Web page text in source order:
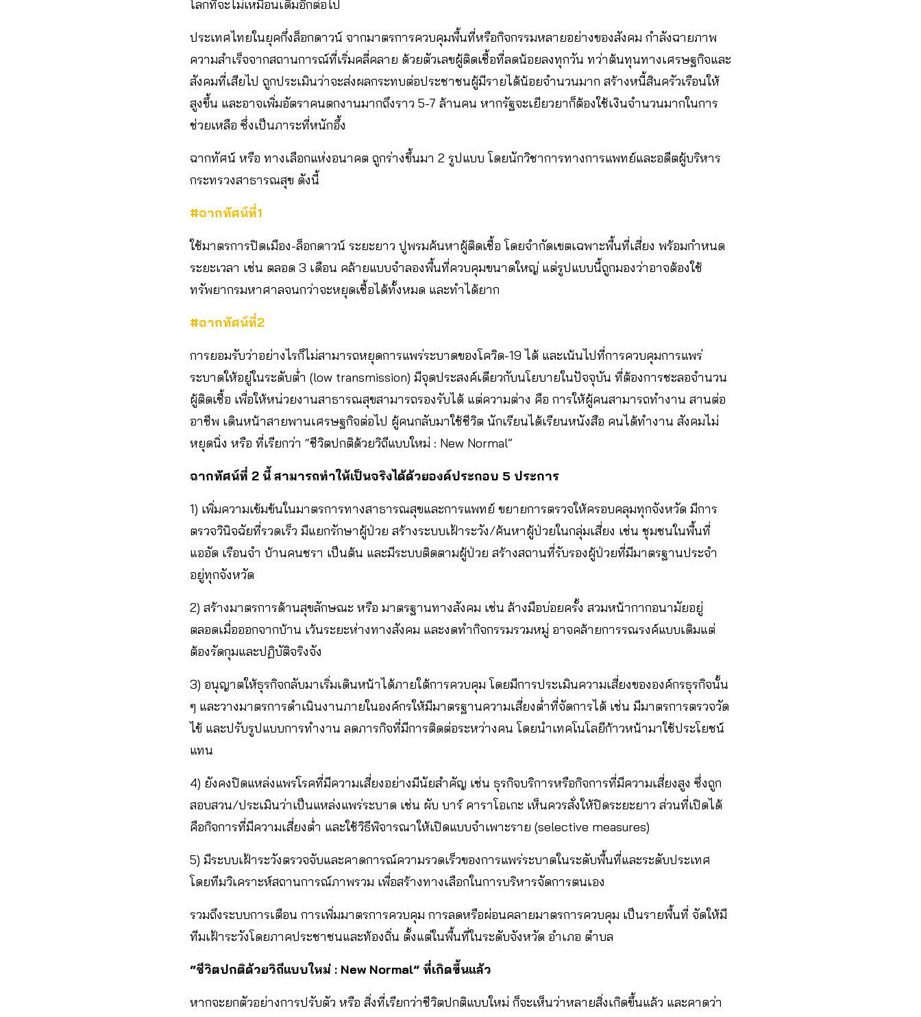
โลกที่จะไม่เหมือนเดิมอีกต่อไป
ประเทศไทยในยุคกึ่งล็อกดาวน์ จากมาตรการควบคุมพื้นที่หรือกิจกรรมหลายอย่างของสังคม กำลังฉายภาพ
ความสำเร็จจากสถานการณ์ที่เริ่มคลี่คลาย ด้วยตัวเลขผู้ติดเชื้อที่ลดน้อยลงทุกวัน ทว่าต้นทุนทางเศรษฐกิจและ
สังคมที่เสียไป ถูกประเมินว่าจะส่งผลกระทบต่อประชาชนผู้มีรายได้น้อยจำนวนมาก สร้างหนี้สินครัวเรือนให้
สูงขึ้น และอาจเพิ่มอัตราคนตกงานมากถึงราว 5-7 ล้านคน หากรัฐจะเยียวยาก็ต้องใช้เงินจำนวนมากในการ
ช่วยเหลือ ซึ่งเป็นภาระที่หนักอึ้ง
ฉากทัศน์ หรือ ทางเลือกแห่งอนาคต ถูกร่างขึ้นมา 2 รูปแบบ โดยนักวิชาการทางการแพทย์และอดีตผู้บริหาร
กระทรวงสาธารณสุข ดังนี้
#ฉากทัศน์ที่1
ใช้มาตรการปิดเมือง-ล็อกดาวน์ ระยะยาว ปูพรมค้นหาผู้ติดเชื้อ โดยจำกัดเขตเฉพาะพื้นที่เสี่ยง พร้อมกำหนด
ระยะเวลา เช่น ตลอด 3 เดือน คล้ายแบบจำลองพื้นที่ควบคุมขนาดใหญ่ แต่รูปแบบนี้ถูกมองว่าอาจต้องใช้
ทรัพยากรมหาศาลจนกว่าจะหยุดเชื้อได้ทั้งหมด และทำได้ยาก
#ฉากทัศน์ที่2
การยอมรับว่าอย่างไรก็ไม่สามารถหยุดการแพร่ระบาดของโควิด-19 ได้ และเน้นไปที่การควบคุมการแพร่
ระบาดให้อยู่ในระดับต่ำ (low transmission) มีจุดประสงค์เดียวกับนโยบายในปัจจุบัน ที่ต้องการชะลอจำนวน
ผู้ติดเชื้อ เพื่อให้หน่วยงานสาธารณสุขสามารถรองรับได้ แต่ความต่าง คือ การให้ผู้คนสามารถทำงาน สานต่อ
อาชีพ เดินหน้าสายพานเศรษฐกิจต่อไป ผู้คนกลับมาใช้ชีวิต นักเรียนได้เรียนหนังสือ คนได้ทำงาน สังคมไม่
หยุดนิ่ง หรือ ที่เรียกว่า “ชีวิตปกติด้วยวิถีแบบใหม่ : New Normal”
ฉากทัศน์ที่ 2 นี้ สามารถทำให้เป็นจริงได้ด้วยองค์ประกอบ 5 ประการ
1) เพิ่มความเข้มข้นในมาตรการทางสาธารณสุขและการแพทย์ ขยายการตรวจให้ครอบคลุมทุกจังหวัด มีการ
ตรวจวินิจฉัยที่รวดเร็ว มีแยกรักษาผู้ป่วย สร้างระบบเฝ้าระวัง/ค้นหาผู้ป่วยในกลุ่มเสี่ยง เช่น ชุมชนในพื้นที่
แออัด เรือนจำ บ้านคนชรา เป็นต้น และมีระบบติดตามผู้ป่วย สร้างสถานที่รับรองผู้ป่วยที่มีมาตรฐานประจำ
อยู่ทุกจังหวัด
2) สร้างมาตรการด้านสุขลักษณะ หรือ มาตรฐานทางสังคม เช่น ล้างมือบ่อยครั้ง สวมหน้ากากอนามัยอยู่
ตลอดเมื่อออกจากบ้าน เว้นระยะห่างทางสังคม และงดทำกิจกรรมรวมหมู่ อาจคล้ายการรณรงค์แบบเดิมแต่
ต้องรัดกุมและปฏิบัติจริงจัง
3) อนุญาตให้ธุรกิจกลับมาเริ่มเดินหน้าได้ภายใต้การควบคุม โดยมีการประเมินความเสี่ยงขององค์กรธุรกิจนั้น
ๆ และวางมาตรการดำเนินงานภายในองค์กรให้มีมาตรฐานความเสี่ยงต่ำที่จัดการได้ เช่น มีมาตรการตรวจวัด
ไข้ และปรับรูปแบบการทำงาน ลดภารกิจที่มีการติดต่อระหว่างคน โดยนำเทคโนโลยีก้าวหน้ามาใช้ประโยชน์
แทน
4) ยังคงปิดแหล่งแพร่โรคที่มีความเสี่ยงอย่างมีนัยสำคัญ เช่น ธุรกิจบริการหรือกิจการที่มีความเสี่ยงสูง ซึ่งถูก
สอบสวน/ประเมินว่าเป็นแหล่งแพร่ระบาด เช่น ผับ บาร์ คาราโอเกะ เห็นควรสั่งให้ปิดระยะยาว ส่วนที่เปิดได้
คือกิจการที่มีความเสี่ยงต่ำ และใช้วิธีพิจารณาให้เปิดแบบจำเพาะราย (selective measures)
5) มีระบบเฝ้าระวังตรวจจับและคาดการณ์ความรวดเร็วของการแพร่ระบาดในระดับพื้นที่และระดับประเทศ
โดยทีมวิเคราะห์สถานการณ์ภาพรวม เพื่อสร้างทางเลือกในการบริหารจัดการตนเอง
รวมถึงระบบการเตือน การเพิ่มมาตรการควบคุม การลดหรือผ่อนคลายมาตรการควบคุม เป็นรายพื้นที่ จัดให้มี
ทีมเฝ้าระวังโดยภาคประชาชนและท้องถิ่น ตั้งแต่ในพื้นที่ในระดับจังหวัด อำเภอ ตำบล
“ชีวิตปกติด้วยวิถีแบบใหม่ : New Normal” ที่เกิดขึ้นแล้ว
หากจะยกตัวอย่างการปรับตัว หรือ สิ่งที่เรียกว่าชีวิตปกติแบบใหม่ ก็จะเห็นว่าหลายสิ่งเกิดขึ้นแล้ว และคาดว่า